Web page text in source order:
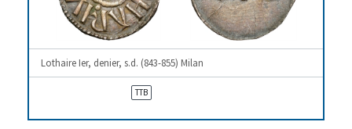
Lothaire Ier, denier, s.d. (843-855) Milan
TTB